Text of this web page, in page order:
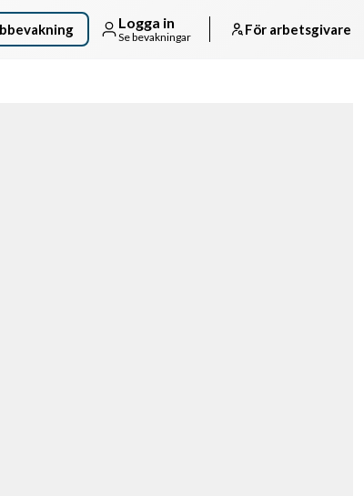
Logga in
Se bevakningar För arbetsgivare